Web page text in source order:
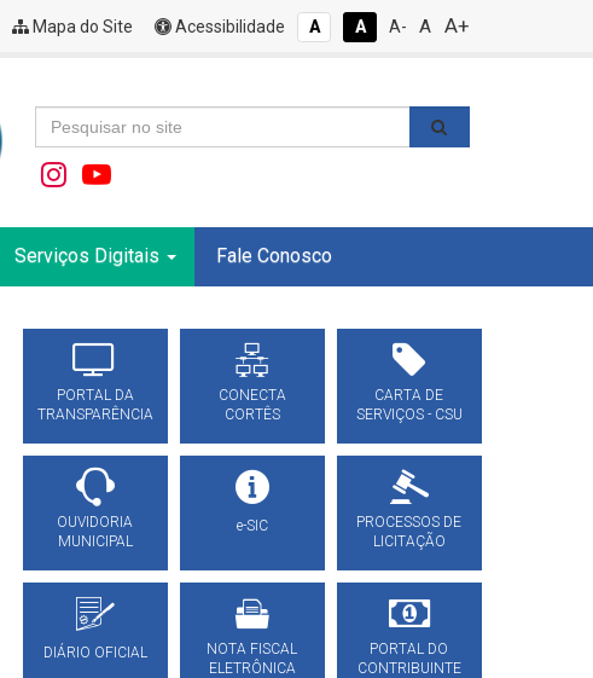
Mapa do Site Acessibilidade A A A- A A+
Serviços Digitais Fale Conosco
PORTAL DA
TRANSPARÊNCIA
CONECTA
CORTÊS
CARTA DE
SERVIÇOS - CSU
OUVIDORIA
MUNICIPAL
e-SIC
PROCESSOS DE
LICITAÇÃO
DIÁRIO OFICIAL
NOTA FISCAL
ELETRÔNICA
PORTAL DO
CONTRIBUINTE